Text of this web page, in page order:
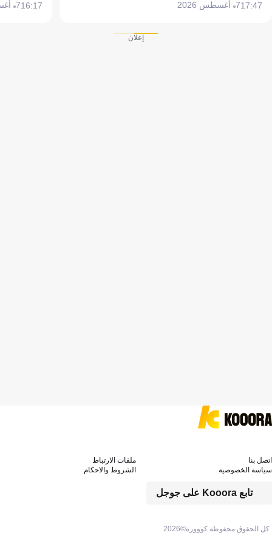
17:477 أغسطس 2026 16:177 أغسطس 2026
إعلان
كل الحقوق محفوظة كووورة©2026
تابع Kooora على جوجل
اتصل بنا
ملفات الارتباط
سياسة الخصوصية
الشروط والاحكام